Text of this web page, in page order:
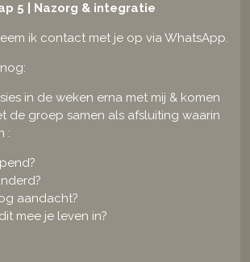
5 | Nazorg & integratie
ik contact met je op via WhatsApp.
in de weken erna met mij & komen
de groep samen als afsluiting waarin
:
aandacht?
mee je leven in?